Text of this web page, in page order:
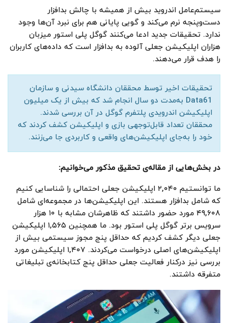
سیستم‌عامل اندروید بیش از همیشه با چالش بدافزار
دست‌وپنجه نرم می‌کند و گویی پایانی هم برای نبرد آن‌ها وجود
ندارد. تحقیقات جدید ادعا می‌کنند گوگل پلی استور میزبان
هزاران اپلیکیشن جعلی آلوده به بدافزار است که داده‌های کاربران
را هدف قرار می‌دهند.
تحقیقات اخیر توسط محققان دانشگاه سیدنی و سازمان
Data61 به‌مدت دو سال انجام شد که بیش از یک میلیون
اپلیکیشن اندرویدی پلتفرم گوگل در آن بررسی شدند.
محققان تعداد قابل‌توجهی بازی و اپلیکیشن کشف کردند که
خود را به‌‌جای اپلیکیشن‌های واقعی و کاربردی جا می‌زنند.
در بخش‌هایی از مقاله‌ی تحقیق مذکور می‌خوانیم:
ما توانستیم ۲,۰۴۰ اپلیکیشن جعلی احتمالی را شناسایی کنیم
که شامل بدافزار هستند. این اپلیکیشن‌‌ها در مجموعه‌ای شامل
۴۹,۶۰۸ مورد حضور داشتند که ظاهرشان مشابه با ۱۰ هزار
سرویس برتر گوگل پلی استور بود. ما همچنین ۱,۵۶۵ اپلیکیشن
جعلی دیگر کشف کردیم که حداقل پنج مجوز سیستمی بیش از
اپلیکیشن‌های اصلی درخواست می‌کردند. ۱,۴۰۷ اپلیکیشن مورد
بررسی نیز درکنار فعالیت جعلی حداقل پنج کتابخانه‌ی تبلیغاتی
متفرقه داشتند.